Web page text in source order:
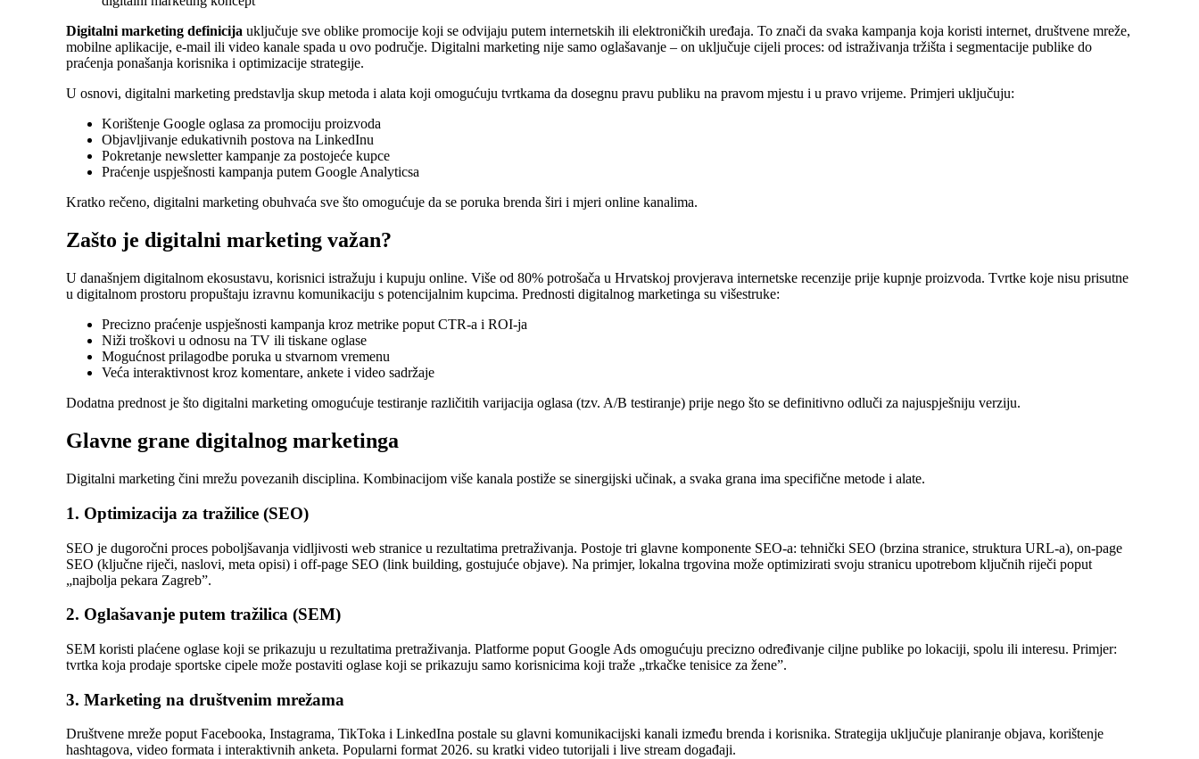
Digitalni marketing definicija uključuje sve oblike promocije koji se odvijaju putem internetskih ili elektroničkih uređaja. To znači da svaka kampanja koja koristi internet, društvene mreže,
mobilne aplikacije, e-mail ili video kanale spada u ovo područje. Digitalni marketing nije samo oglašavanje – on uključuje cijeli proces: od istraživanja tržišta i segmentacije publike do
praćenja ponašanja korisnika i optimizacije strategije.
U osnovi, digitalni marketing predstavlja skup metoda i alata koji omogućuju tvrtkama da dosegnu pravu publiku na pravom mjestu i u pravo vrijeme. Primjeri uključuju:
Korištenje Google oglasa za promociju proizvoda
Objavljivanje edukativnih postova na LinkedInu
Pokretanje newsletter kampanje za postojeće kupce
Praćenje uspješnosti kampanja putem Google Analyticsa
Kratko rečeno, digitalni marketing obuhvaća sve što omogućuje da se poruka brenda širi i mjeri online kanalima.
Zašto je digitalni marketing važan?
U današnjem digitalnom ekosustavu, korisnici istražuju i kupuju online. Više od 80% potrošača u Hrvatskoj provjerava internetske recenzije prije kupnje proizvoda. Tvrtke koje nisu prisutne
u digitalnom prostoru propuštaju izravnu komunikaciju s potencijalnim kupcima. Prednosti digitalnog marketinga su višestruke:
Precizno praćenje uspješnosti kampanja kroz metrike poput CTR-a i ROI-ja
Niži troškovi u odnosu na TV ili tiskane oglase
Mogućnost prilagodbe poruka u stvarnom vremenu
Veća interaktivnost kroz komentare, ankete i video sadržaje
Dodatna prednost je što digitalni marketing omogućuje testiranje različitih varijacija oglasa (tzv. A/B testiranje) prije nego što se definitivno odluči za najuspješniju verziju.
Glavne grane digitalnog marketinga
Digitalni marketing čini mrežu povezanih disciplina. Kombinacijom više kanala postiže se sinergijski učinak, a svaka grana ima specifične metode i alate.
1. Optimizacija za tražilice (SEO)
SEO je dugoročni proces poboljšavanja vidljivosti web stranice u rezultatima pretraživanja. Postoje tri glavne komponente SEO-a: tehnički SEO (brzina stranice, struktura URL-a), on-page
SEO (ključne riječi, naslovi, meta opisi) i off-page SEO (link building, gostujuće objave). Na primjer, lokalna trgovina može optimizirati svoju stranicu upotrebom ključnih riječi poput
„najbolja pekara Zagreb”.
2. Oglašavanje putem tražilica (SEM)
SEM koristi plaćene oglase koji se prikazuju u rezultatima pretraživanja. Platforme poput Google Ads omogućuju precizno određivanje ciljne publike po lokaciji, spolu ili interesu. Primjer:
tvrtka koja prodaje sportske cipele može postaviti oglase koji se prikazuju samo korisnicima koji traže „trkačke tenisice za žene”.
3. Marketing na društvenim mrežama
Društvene mreže poput Facebooka, Instagrama, TikToka i LinkedIna postale su glavni komunikacijski kanali između brenda i korisnika. Strategija uključuje planiranje objava, korištenje
hashtagova, video formata i interaktivnih anketa. Popularni format 2026. su kratki video tutorijali i live stream događaji.